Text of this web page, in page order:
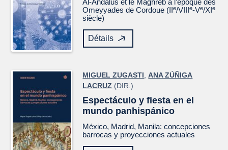
Al-Andalus et le Maghreb à l’époque des
Omeyyades de Cordoue (IIe/VIIIe-Ve/XIe
siècle)
Détails
MIGUEL ZUGASTI,ANA ZÚÑIGA
LACRUZ (DIR.)
Espectáculo y fiesta en el
mundo panhispánico
México, Madrid, Manila: concepciones
barrocas y proyecciones actuales